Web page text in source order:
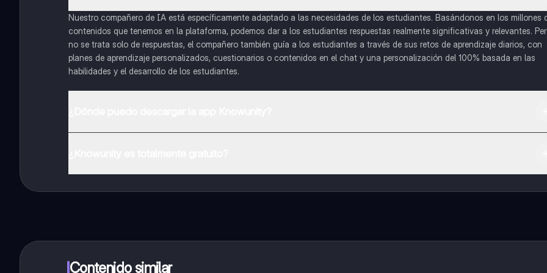
Nuestro compañero de IA está específicamente adaptado a las necesidades de los estudiantes. Basándonos en los millones
contenidos que tenemos en la plataforma, podemos dar a los estudiantes respuestas realmente significativas y relevantes.
no se trata solo de respuestas, el compañero también guía a los estudiantes a través de sus retos de aprendizaje diarios, con
planes de aprendizaje personalizados, cuestionarios o contenidos en el chat y una personalización del 100% basada en las
habilidades y el desarrollo de los estudiantes.
inmeditamente. Puedes ganar dinero utilizando la aplicación, que te permitirá acceder a determinadas funciones.
Contenido similar